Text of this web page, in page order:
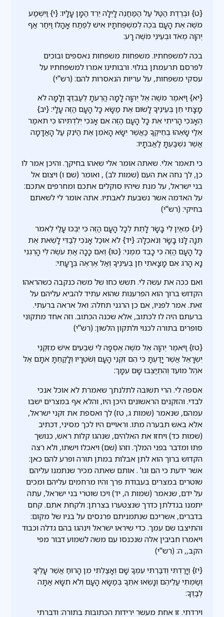
{ט} וּבְרֶדֶת הַטַּל עַל הַמַּחֲנֶה לָיְלָה יֵרֵד הַמָּן עָלָיו: {י} וַיִּשְׁמַע
מֹשֶׁה אֶת הָעָם בֹּכֶה לְמִשְׁפְּחֹתָיו אִישׁ לְפֶתַח אָהֳלוֹ וַיִּחַר אַף
יְהוָה מְאֹד וּבְעֵינֵי מֹשֶׁה רָע:
בכה למשפחתיו. משפחות משפחות נאספים ובוכים
לפרסם תרעמתן בגלוי. ורבותינו אמרו למשפחתיו על
עסקי משפחות, על עריות הנאסרות להם: (רש"י)
{יא} וַיֹּאמֶר מֹשֶׁה אֶל יְהוָה לָמָה הֲרֵעֹתָ לְעַבְדֶּךָ וְלָמָּה לֹא
מָצָתִי חֵן בְּעֵינֶיךָ לָשׂוּם אֶת מַשָּׂא כָּל הָעָם הַזֶּה עָלָי: {יב}
הֶאָנֹכִי הָרִיתִי אֵת כָּל הָעָם הַזֶּה אִם אָנֹכִי יְלִדְתִּיהוּ כִּי תֹאמַר
אֵלַי שָׂאֵהוּ בְחֵיקֶךָ כַּאֲשֶׁר יִשָּׂא הָאֹמֵן אֶת הַיֹּנֵק עַל הָאֲדָמָה
אֲשֶׁר נִשְׁבַּעְתָּ לַאֲבֹתָיו:
כי תאמר אלי. שאתה אומר אלי שאהו בחיקך. והיכן אמר לו
כן, לך נחה את העם (שמות לב) , ואומר (שם ו) ויצום אל
בני ישראל, על מנת שיהיו סוקלים אתכם ומחרפים אתכם:
על האדמה אשר נשבעת לאבתיו. אתה אומר לי לשאתם
בחיקי: (רש"י)
{יג} מֵאַיִן לִי בָּשָׂר לָתֵת לְכָל הָעָם הַזֶּה כִּי יִבְכּוּ עָלַי לֵאמֹר
תְּנָה לָּנוּ בָשָׂר וְנֹאכֵלָה: {יד} לֹא אוּכַל אָנֹכִי לְבַדִּי לָשֵׂאת אֶת
כָּל הָעָם הַזֶּה כִּי כָבֵד מִמֶּנִּי: {טו} וְאִם כָּכָה אַתְּ עֹשֶׂה לִּי הָרְגֵנִי
נָא הָרֹג אִם מָצָאתִי חֵן בְּעֵינֶיךָ וְאַל אֶרְאֶה בְּרָעָתִי:
ואם ככה את עשה לי. תשש כחו של משה כנקבה כשהראהו
הקדוש ברוך הוא הפרענות שהוא עתיד להביא עליהם על
זאת. אמר לפניו, אם כן הרגני תחלה: ואל אראה ברעתי.
ברעתם היה לו לכתוב, אלא שכנה הכתוב. וזה אחד מתקוני
סופרים בתורה לכנוי ולתקון הלשון: (רש"י)
{טז} וַיֹּאמֶר יְהוָה אֶל מֹשֶׁה אֶסְפָה לִּי שִׁבְעִים אִישׁ מִזִּקְנֵי
יִשְׂרָאֵל אֲשֶׁר יָדַעְתָּ כִּי הֵם זִקְנֵי הָעָם וְשֹׁטְרָיו וְלָקַחְתָּ אֹתָם אֶל
אֹהֶל מוֹעֵד וְהִתְיַצְּבוּ שָׁם עִמָּךְ:
אספה לי. הרי תשובה לתלנתך שאמרת לא אוכל אנכי
לבדי. והזקנים הראשונים היכן היו, והלא אף במצרים ישבו
עמהם, שנאמר (שמות ג, טז) לך ואספת את זקני ישראל,
אלא באש תבערה מתו. וראויים היו לכך מסיני, דכתיב
(שמות כד) ויחזו את האלהים, שנהגו קלות ראש, כנושך
פתו ומדבר בפני המלך. וזהו (שם) ויאכלו וישתו, ולא רצה
הקדוש ברוך הוא לתן אבלות במתן תורה ופרע להם כאן:
אשר ידעת כי הם וגו' . אותם שאתה מכיר שנתמנו עליהם
שוטרים במצרים בעבודת פרך והיו מרחמים עליהם ומכים
על ידם, שנאמר (שמות ה, יד) ויכו שוטרי בני ישראל, עתה
יתמנו בגדלתן כדרך שנצטערו בצרתן: ולקחת אתם. קחם
בדברים, אשריכם שנתמניתם פרנסים על בניו של מקום:
והתיצבו שם עמך. כדי שיראו ישראל וינהגו בהם גדלה וכבוד
ויאמרו חביבין אלה שנכנסו עם משה לשמוע דבור מפי
הקב,, ה: (רש"י)
{יז} וְיָרַדְתִּי וְדִבַּרְתִּי עִמְּךָ שָׁם וְאָצַלְתִּי מִן הָרוּחַ אֲשֶׁר עָלֶיךָ
וְשַׂמְתִּי עֲלֵיהֶם וְנָשְׂאוּ אִתְּךָ בְּמַשָּׂא הָעָם וְלֹא תִשָּׂא אַתָּה
לְבַדֶּךָ:
וירדתי. זו אחת מעשר ירידות הכתובות בתורה: ודברתי